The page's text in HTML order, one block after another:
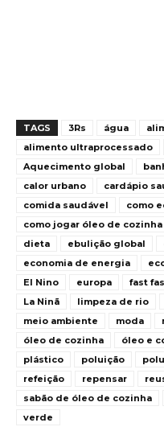
TAGS 3Rs água
alimento ultraprocessado
Aquecimento global
calor urbano
cardápio
comida saudável
como
como jogar óleo de cozinha
dieta
ebulição global
economia de energia
El Nino
europa fast
La Ninã
limpeza de rio
meio ambiente
moda
óleo de cozinha
óleo e
plástico
poluição
refeição
repensar
sabão de óleo de cozinha
verde